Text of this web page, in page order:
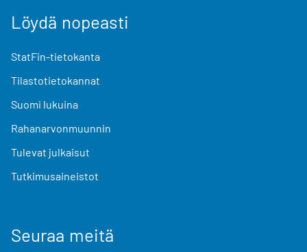
Löydä nopeasti
StatFin-tietokanta
Tilastotietokannat
Suomi lukuina
Rahanarvonmuunnin
Tulevat julkaisut
Tutkimusaineistot
Seuraa meitä